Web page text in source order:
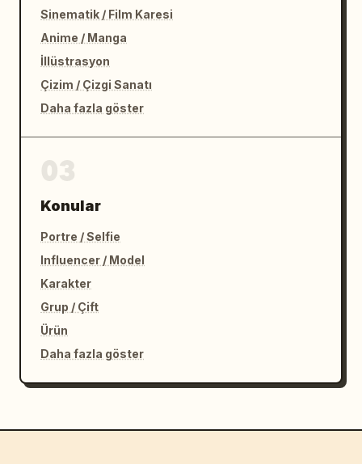
Sinematik / Film Karesi
Anime / Manga
İllüstrasyon
Çizim / Çizgi Sanatı
Daha fazla göster
Konular
Portre / Selfie
Influencer / Model
Karakter
Grup / Çift
Ürün
Daha fazla göster